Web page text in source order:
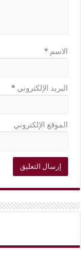
الاسم*
البريد الإلكتروني*
الموقع الإلكتروني